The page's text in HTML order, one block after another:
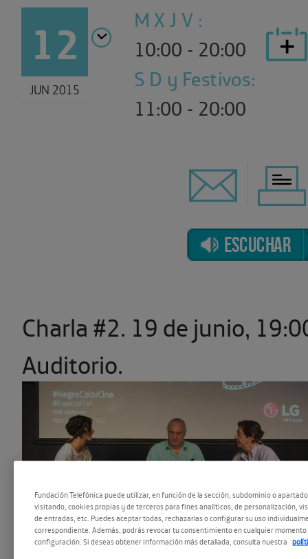
12
JUN 2015
M X J V :
10:00 - 20:00
S D y Festivos:
11:00 - 20:00
ESCUCHAR
Charla #2. 19 de junio,
Auditorio.
Fundación Telefónica puede utilizar, en función de la sección, subdominio o
visitando, cookies propias y de terceros para fines analíticos, de personalización,
de entradas, etc. Puedes aceptar todas, rechazarlas o configurar su uso
correspondiente. Además, podrás revocar tu consentimiento en cualquier momento
configuración. Si deseas obtener información más detallada, consulta nuestra